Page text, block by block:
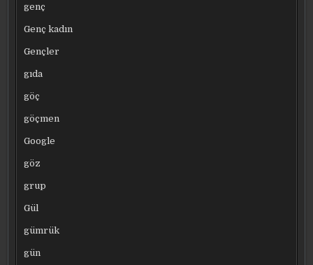
genç
Genç kadın
Gençler
gıda
göç
göçmen
Google
göz
grup
Gül
gümrük
gün